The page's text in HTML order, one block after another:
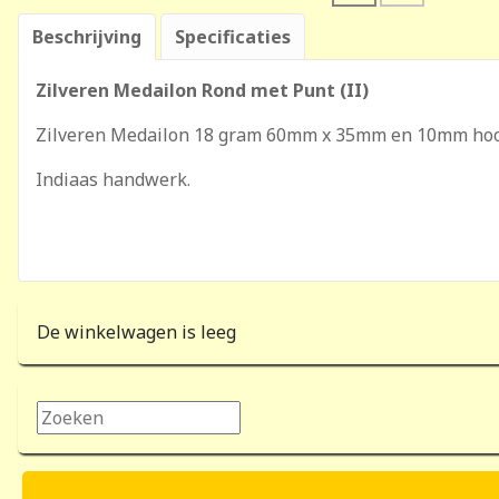
Beschrijving Specificaties
Zilveren Medailon Rond met Punt (II)
Zilveren Medailon 18 gram 60mm x 35mm en 10mm
Indiaas handwerk.
De winkelwagen is leeg
Zoeken...